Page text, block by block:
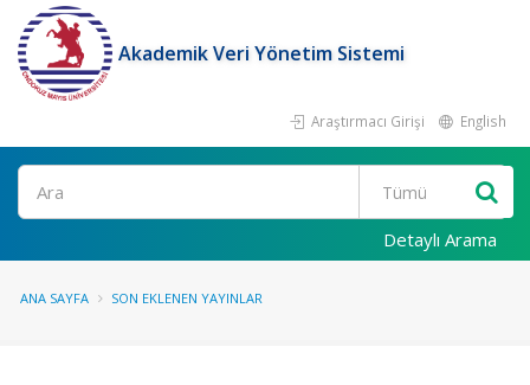
Akademik Veri Yönetim Sistemi
Araştırmacı Girişi English
Ara
Detaylı Arama
ANA SAYFA SON EKLENEN YAYINLAR